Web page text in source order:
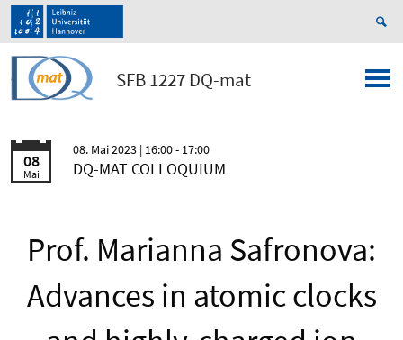
SFB 1227 DQ-mat
08
Mai
08. Mai 2023 | 16:00 - 17:00
DQ-MAT COLLOQUIUM
Prof. Marianna Safronova:
Advances in atomic clocks